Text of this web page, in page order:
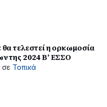
τελεστεί η ορκωμοσία
της 2024 Β’ ΕΣΣΟ
σε Τοπικά